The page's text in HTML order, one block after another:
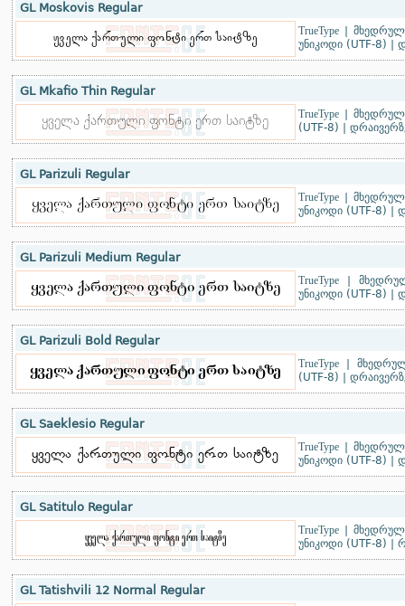
GL Moskovis Regular
TrueType|
უნიკოდი (UTF-8)
GL Mkafio Thin Regular
TrueType|
(UTF-8)
GL Parizuli Regular
TrueType|
უნიკოდი (UTF-8)
GL Parizuli Medium Regular
TrueType|
უნიკოდი (UTF-8)
GL Parizuli Bold Regular
TrueType|
(UTF-8)
GL Saeklesio Regular
TrueType|
უნიკოდი (UTF-8)
GL Satitulo Regular
TrueType|
უნიკოდი (UTF-8)
GL Tatishvili 12 Normal Regular